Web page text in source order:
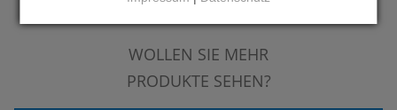
WOLLEN SIE MEHR
PRODUKTE SEHEN?